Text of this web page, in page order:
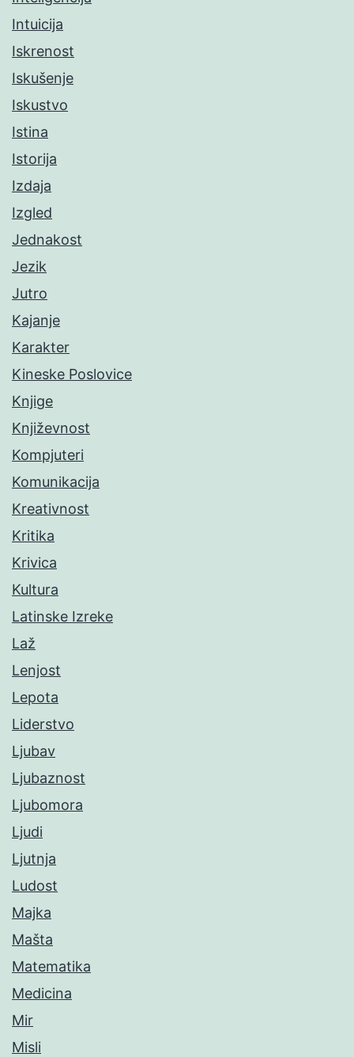
Intuicija
Iskrenost
Iskušenje
Iskustvo
Istina
Istorija
Izdaja
Izgled
Jednakost
Jezik
Jutro
Kajanje
Karakter
Kineske Poslovice
Knjige
Književnost
Kompjuteri
Komunikacija
Kreativnost
Kritika
Krivica
Kultura
Latinske Izreke
Laž
Lenjost
Lepota
Liderstvo
Ljubav
Ljubaznost
Ljubomora
Ljudi
Ljutnja
Ludost
Majka
Mašta
Matematika
Medicina
Mir
Misli